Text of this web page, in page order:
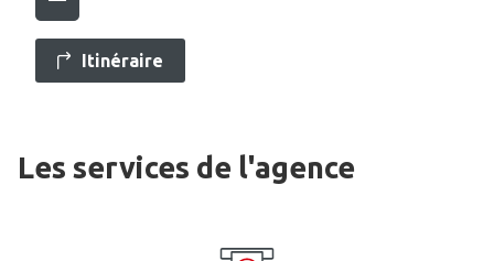
Itinéraire
Les services de l'agence